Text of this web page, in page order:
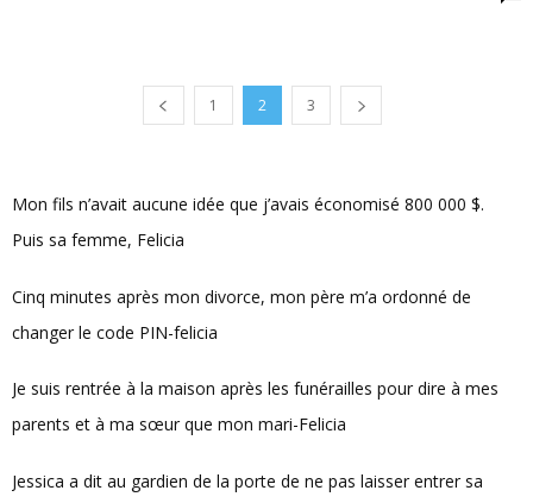
1 2 3
Mon fils n’avait aucune idée que j’avais économisé 800 000 $.
Puis sa femme, Felicia
Cinq minutes après mon divorce, mon père m’a ordonné de
changer le code PIN-felicia
Je suis rentrée à la maison après les funérailles pour dire à mes
parents et à ma sœur que mon mari-Felicia
Jessica a dit au gardien de la porte de ne pas laisser entrer sa